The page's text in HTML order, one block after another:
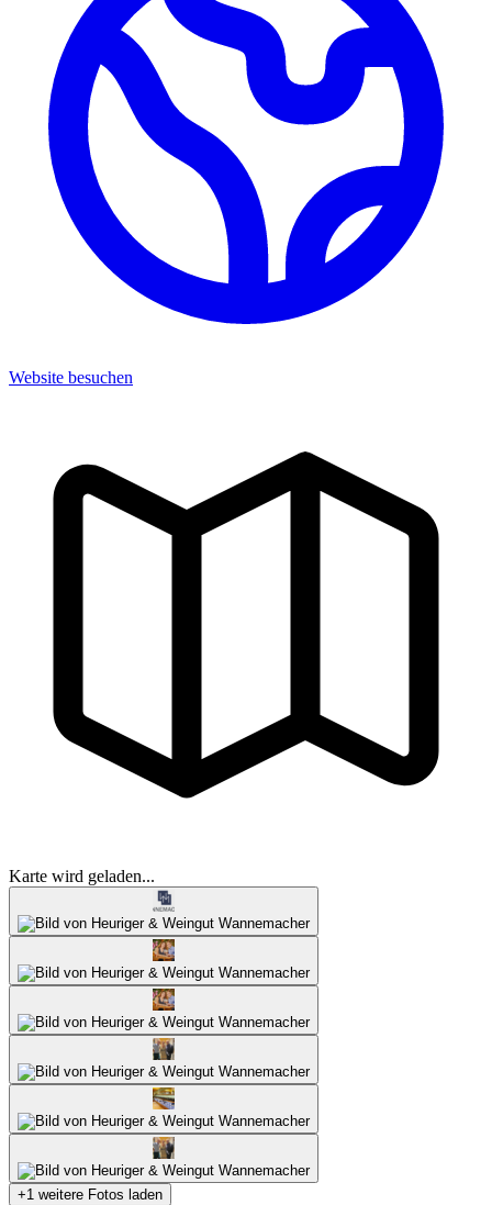
Website besuchen
Karte wird geladen...
+1 weitere Fotos laden